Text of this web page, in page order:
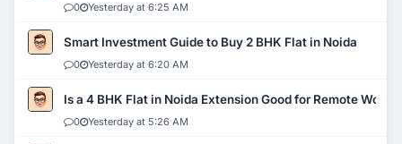
0 Yesterday at 6:25 AM
Smart Investment Guide to Buy 2 BHK Flat in Noida
0 Yesterday at 6:20 AM
Is a 4 BHK Flat in Noida Extension Good for Remote Work?
0 Yesterday at 5:26 AM